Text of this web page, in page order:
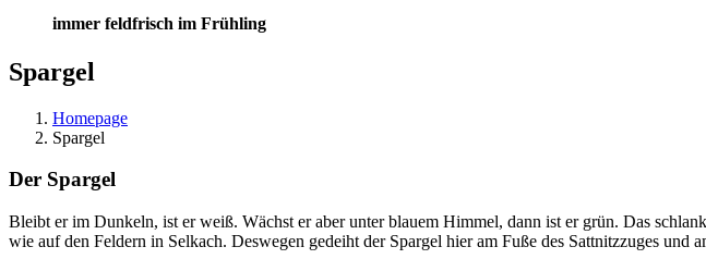
immer feldfrisch im Frühling
Spargel
Homepage
Spargel
Der Spargel
Bleibt er im Dunkeln, ist er weiß. Wächst er aber unter blauem Himmel, dann ist er grün. Das
wie auf den Feldern in Selkach. Deswegen gedeiht der Spargel hier am Fuße des Sattnitzzuges und